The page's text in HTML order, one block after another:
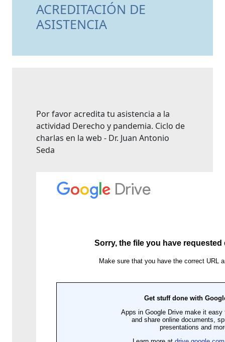
ACREDITACIÓN DE
ASISTENCIA
Por favor acredita tu asistencia a la
actividad Derecho y pandemia. Ciclo de
charlas en la web - Dr. Juan Antonio
Seda